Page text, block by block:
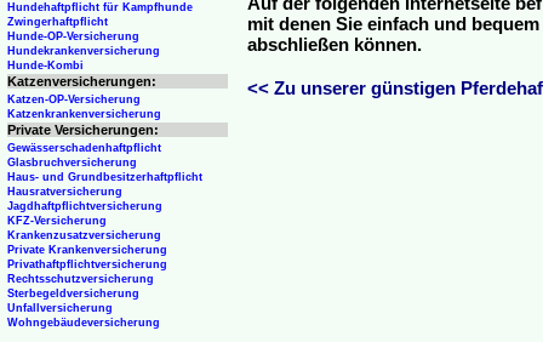
Auf der folgenden Internetseite
mit denen Sie einfach und
abschließen können.
<< Zu unserer günstigen
Hundehaftpflicht für Kampfhunde
Zwingerhaftpflicht
Hunde-OP-Versicherung
Hundekrankenversicherung
Hunde-Kombi
Katzenversicherungen:
Katzen-OP-Versicherung
Katzenkrankenversicherung
Private Versicherungen:
Gewässerschadenhaftpflicht
Glasbruchversicherung
Haus- und Grundbesitzerhaftpflicht
Hausratversicherung
Jagdhaftpflichtversicherung
KFZ-Versicherung
Krankenzusatzversicherung
Private Krankenversicherung
Privathaftpflichtversicherung
Rechtsschutzversicherung
Sterbegeldversicherung
Unfallversicherung
Wohngebäudeversicherung